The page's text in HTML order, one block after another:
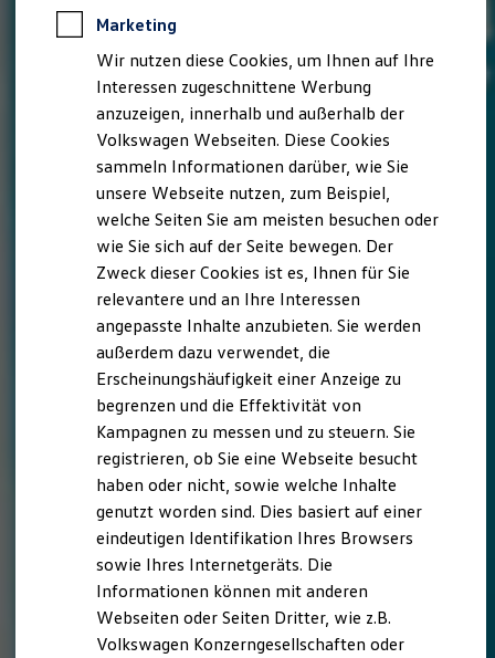
Marketing
Wir nutzen diese Cookies, um Ihnen auf Ihre
Interessen zugeschnittene Werbung
anzuzeigen, innerhalb und außerhalb der
Volkswagen Webseiten. Diese Cookies
sammeln Informationen darüber, wie Sie
unsere Webseite nutzen, zum Beispiel,
welche Seiten Sie am meisten besuchen oder
wie Sie sich auf der Seite bewegen. Der
Zweck dieser Cookies ist es, Ihnen für Sie
relevantere und an Ihre Interessen
angepasste Inhalte anzubieten. Sie werden
außerdem dazu verwendet, die
Erscheinungshäufigkeit einer Anzeige zu
begrenzen und die Effektivität von
Kampagnen zu messen und zu steuern. Sie
registrieren, ob Sie eine Webseite besucht
haben oder nicht, sowie welche Inhalte
genutzt worden sind. Dies basiert auf einer
eindeutigen Identifikation Ihres Browsers
sowie Ihres Internetgeräts. Die
Informationen können mit anderen
Webseiten oder Seiten Dritter, wie z.B.
Volkswagen Konzerngesellschaften oder